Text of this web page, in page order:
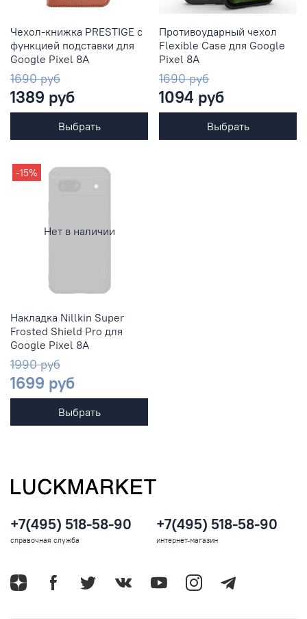
Чехол-книжка PRESTIGE с
функцией подставки для
Google Pixel 8A
1690 руб
1389 руб
Выбрать
Противоударный чехол
Flexible Case для Google
Pixel 8А
1690 руб
1094 руб
Выбрать
Нет в наличии
-15%
Накладка Nillkin Super
Frosted Shield Pro для
Google Pixel 8A
1990 руб
1699 руб
Выбрать
+7(495) 518-58-90
справочная служба
+7(495) 518-58-90
интернет-магазин